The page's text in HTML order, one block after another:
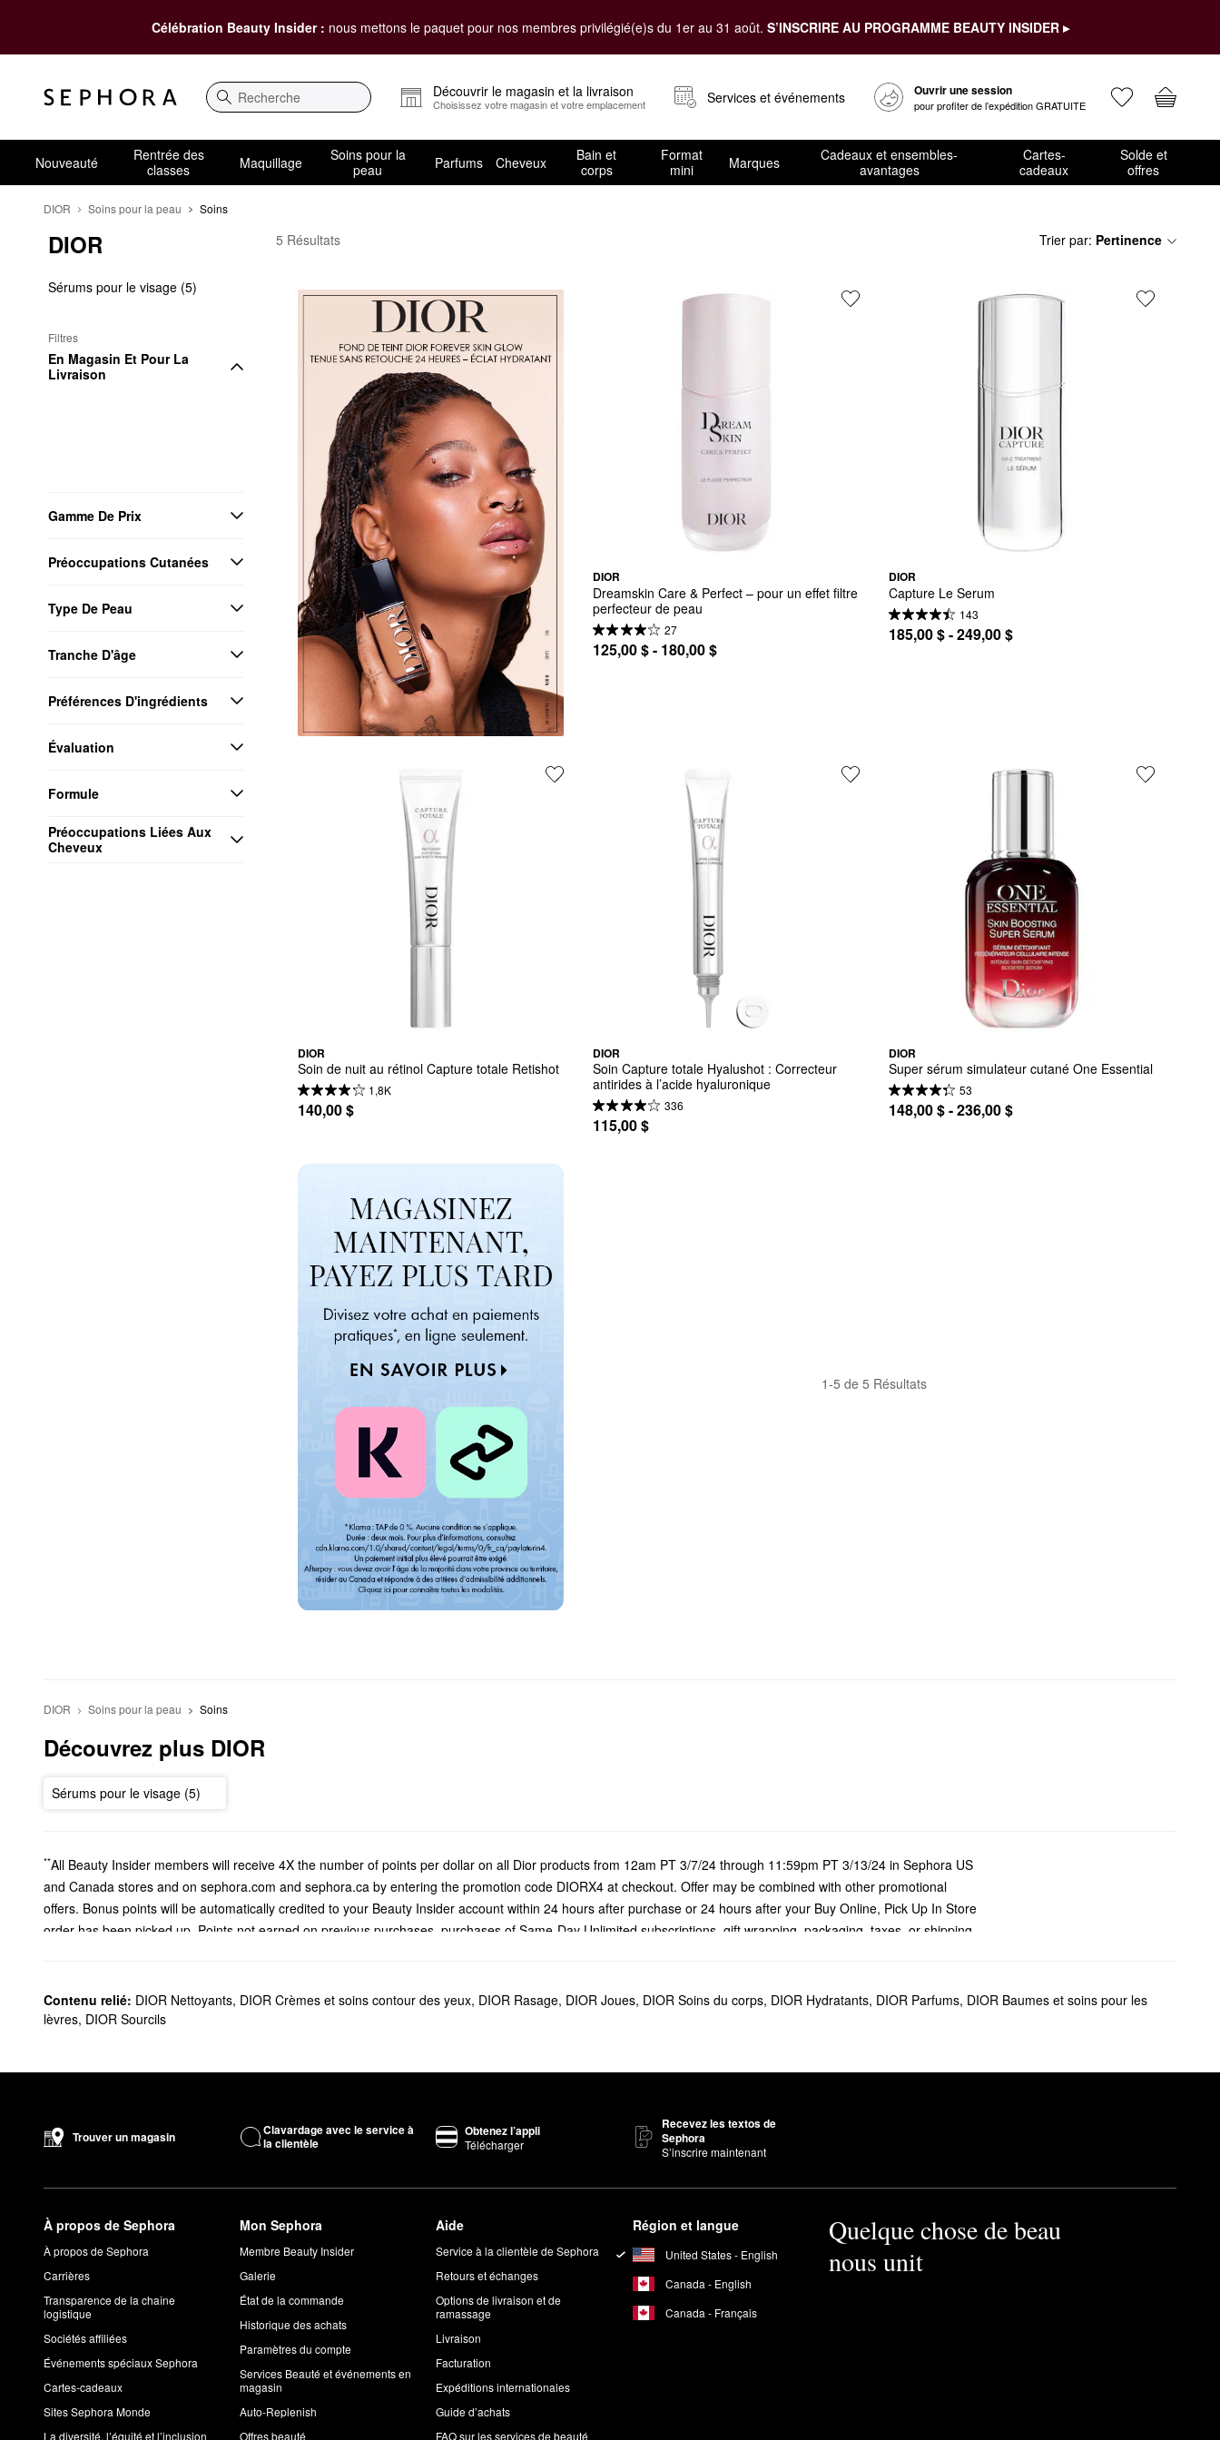
Célébration Beauty Insider : nous mettons le paquet pour nos membres privilégié(e)s du 1er au 31 août. S’INSCRIRE AU PROGRAMME BEAUTY INSIDER ▸
Recherche
Découvrir le magasin et la livraison
Choisissez votre magasin et votre emplacement Services et événements Ouvrir une session
pour profiter de l’expédition GRATUITE
Nouveauté
Rentrée des
classes
Maquillage
Soins pour la
peau
Parfums Cheveux
Bain et
corps
Format
mini
Marques
Cadeaux et ensembles-
avantages
Cartes-
cadeaux
Solde et
offres
DIOR Soins pour la peau Soins
DIOR
Sérums pour le visage (5)
Filtres
En Magasin Et Pour La
Livraison
Gamme De Prix
Préoccupations Cutanées
Type De Peau
Tranche D'âge
Préférences D'ingrédients
Évaluation
Formule
Préoccupations Liées Aux
Cheveux
DIOR Soins
5 Résultats Trier par: Pertinence
DIOR
Dreamskin Care & Perfect – pour un effet filtre
perfecteur de peau
27
125,00 $ - 180,00 $
DIOR
Capture Le Serum
143
185,00 $ - 249,00 $
DIOR
Soin de nuit au rétinol Capture totale Retishot
1,8K
140,00 $
DIOR
Soin Capture totale Hyalushot : Correcteur
antirides à l’acide hyaluronique
336
115,00 $
DIOR
Super sérum simulateur cutané One Essential
53
148,00 $ - 236,00 $
1-5 de 5 Résultats
DIOR Soins pour la peau Soins
Découvrez plus DIOR
Sérums pour le visage (5)
**All Beauty Insider members will receive 4X the number of points per dollar on all Dior products from 12am PT 3/7/24 through 11:59pm PT 3/13/24 in Sephora US
and Canada stores and on sephora.com and sephora.ca by entering the promotion code DIORX4 at checkout. Offer may be combined with other promotional
offers. Bonus points will be automatically credited to your Beauty Insider account within 24 hours after purchase or 24 hours after your Buy Online, Pick Up In Store
order has been picked up. Points not earned on previous purchases, purchases of Same-Day Unlimited subscriptions, gift wrapping, packaging, taxes, or shipping
Contenu relié: DIOR Nettoyants, DIOR Crèmes et soins contour des yeux, DIOR Rasage, DIOR Joues, DIOR Soins du corps, DIOR Hydratants, DIOR Parfums, DIOR Baumes et soins pour les
lèvres, DIOR Sourcils
Trouver un magasin
Clavardage avec le service à
la clientèle
Obtenez l’appli
Télécharger
Recevez les textos de
Sephora
S’inscrire maintenant
À propos de Sephora
À propos de Sephora
Carrières
Transparence de la chaîne
logistique
Sociétés affiliées
Événements spéciaux Sephora
Cartes-cadeaux
Sites Sephora Monde
La diversité, l’équité et l’inclusion
Mon Sephora
Membre Beauty Insider
Galerie
État de la commande
Historique des achats
Paramètres du compte
Services Beauté et événements en
magasin
Auto-Replenish
Offres beauté
Aide
Service à la clientèle de Sephora
Retours et échanges
Options de livraison et de
ramassage
Livraison
Facturation
Expéditions internationales
Guide d’achats
FAQ sur les services de beauté
Région et langue
United States - English
Canada - English
Canada - Français
Quelque chose de beau
nous unit